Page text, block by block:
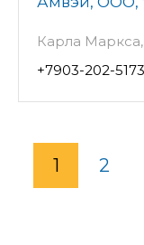
Карла Маркса,
+7903-202-5173
1 2